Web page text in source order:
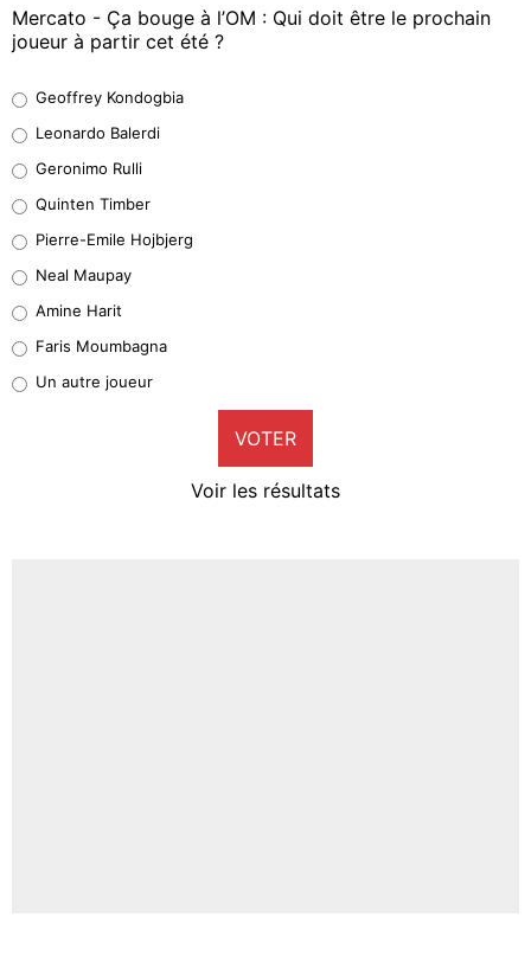
Mercato - Ça bouge à l’OM : Qui doit être le prochain
joueur à partir cet été ?
38%
32%
5%
1%
9%
Geoffrey Kondogbia
Leonardo Balerdi
Geronimo Rulli
Quinten Timber
Pierre-Emile Hojbjerg
Neal Maupay
Amine Harit
Faris Moumbagna
Un autre joueur
VOTER
Voir les résultats